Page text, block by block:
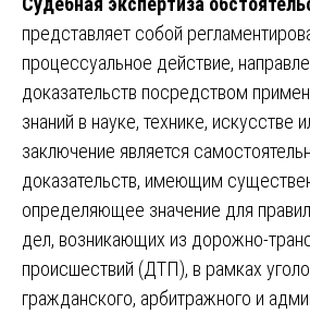
представляет собой
процессуальное действие,
доказательств посредством
знаний в науке, технике, искусстве
заключение является
доказательств, имеющим
определяющее значение для
дел, возникающих из дорожно-
происшествий (ДТП), в рамках
гражданского, арбитражного и